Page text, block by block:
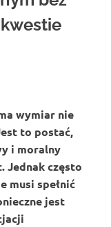
wymiar nie
to postać,
i moralny
Jednak często
musi spełnić
jest